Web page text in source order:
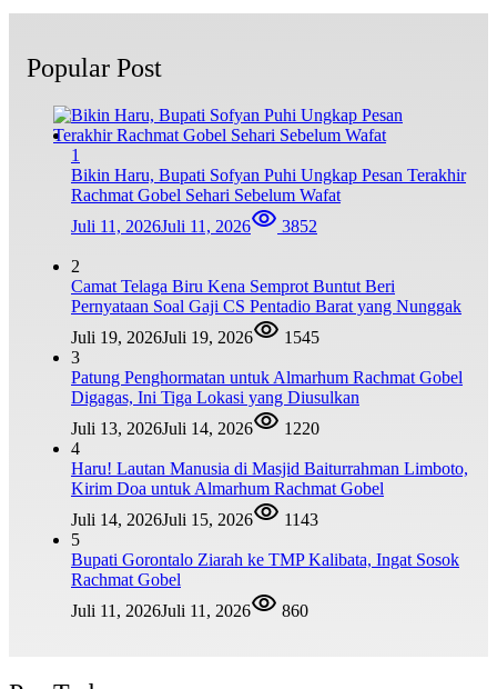
Popular Post
1
Bikin Haru, Bupati Sofyan Puhi Ungkap Pesan Terakhir
Rachmat Gobel Sehari Sebelum Wafat
Juli 11, 2026Juli 11, 2026 3852
2
Camat Telaga Biru Kena Semprot Buntut Beri
Pernyataan Soal Gaji CS Pentadio Barat yang Nunggak
Juli 19, 2026Juli 19, 2026
1545
3
Patung Penghormatan untuk Almarhum Rachmat Gobel
Digagas, Ini Tiga Lokasi yang Diusulkan
Juli 13, 2026Juli 14, 2026
1220
4
Haru! Lautan Manusia di Masjid Baiturrahman Limboto,
Kirim Doa untuk Almarhum Rachmat Gobel
Juli 14, 2026Juli 15, 2026
1143
5
Bupati Gorontalo Ziarah ke TMP Kalibata, Ingat Sosok
Rachmat Gobel
Juli 11, 2026Juli 11, 2026 860